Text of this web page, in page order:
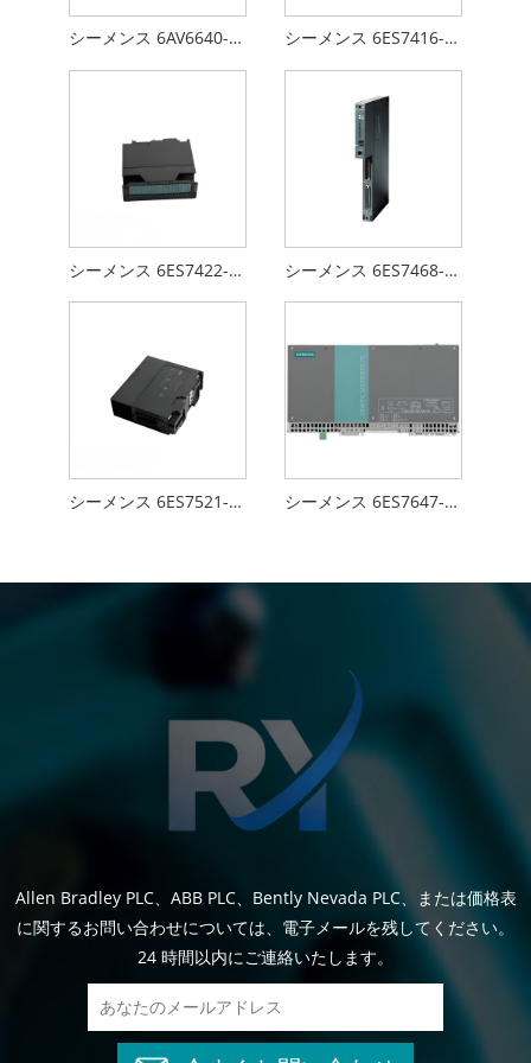
シーメンス 6AV6640-0CA01-0AX0 シーメンス 6ES7416-1XJ01-0AB0
シーメンス 6ES7422-1BL00-0AA0 シーメンス 6ES7468-3BB50-0AA0
シーメンス 6ES7521-1FH00-0AA0 シーメンス 6ES7647-7AB30-0AB0
Allen Bradley PLC、ABB PLC、Bently Nevada PLC、または価格表
に関するお問い合わせについては、電子メールを残してください。
24 時間以内にご連絡いたします。